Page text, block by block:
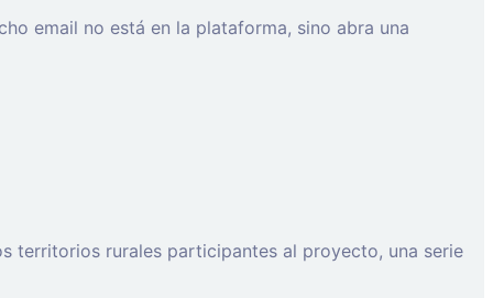
email no está en la plataforma, sino abra una
territorios rurales participantes al proyecto, una serie